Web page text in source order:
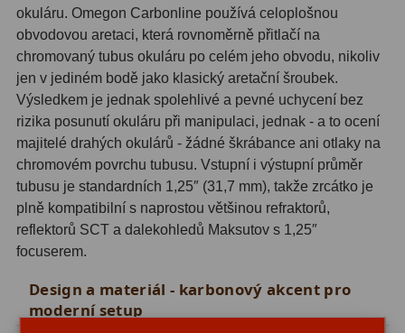
Komponenty78
Helical výtahy11
Okulárové výtahy 44
Adaptéry k okulárovým
výtahům8
Primární zrcadla9
Sekundární zrcadla6
Redukce 1,25" a 2"
okuláru. Omegon Carbonline používá celoplošnou
obvodovou aretaci, která rovnoměrně přitlačí na
chromovaný tubus okuláru po celém jeho obvodu, nikoliv
jen v jediném bodě jako klasický aretační šroubek.
Výsledkem je jednak spolehlivé a pevné uchycení bez
rizika posunutí okuláru při manipulaci, jednak - a to ocení
majitelé drahých okulárů - žádné škrábance ani otlaky na
chromovém povrchu tubusu. Vstupní i výstupní průměr
tubusu je standardních 1,25″ (31,7 mm), takže zrcátko je
plně kompatibilní s naprostou většinou refraktorů,
reflektorů SCT a dalekohledů Maksutov s 1,25″
focuserem.
Design a materiál - karbonový akcent pro
moderní setup